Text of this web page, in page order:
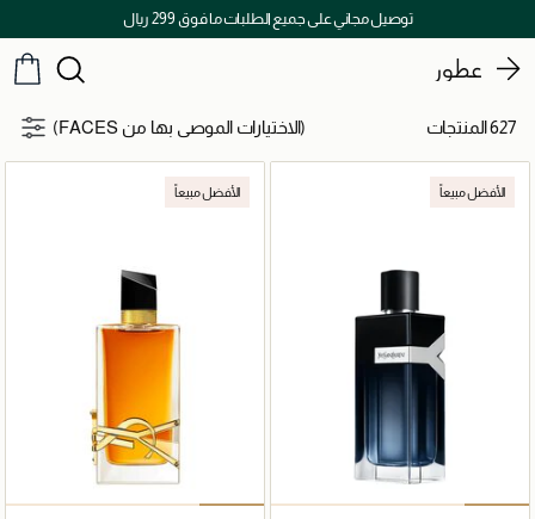
اكتشفوا خدمات الجمال المختارة بعناية
عطور
627 المنتجات (الاختيارات الموصى بها من FACES)
الأفضل مبيعاً الأفضل مبيعاً